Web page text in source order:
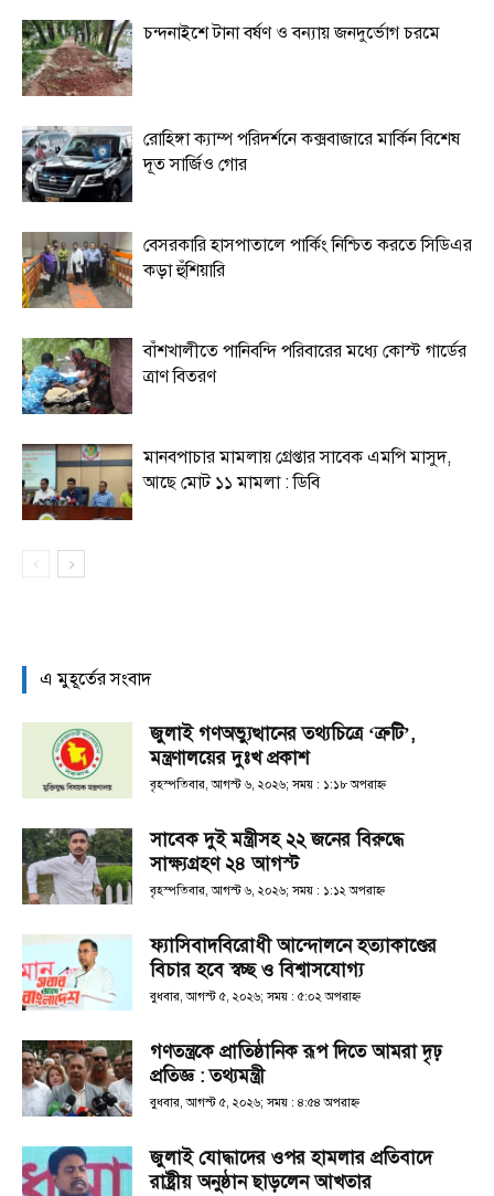
চন্দনাইশে টানা বর্ষণ ও বন্যায় জনদুর্ভোগ চরমে
রোহিঙ্গা ক্যাম্প পরিদর্শনে কক্সবাজারে মার্কিন বিশেষ
দূত সার্জিও গোর
বেসরকারি হাসপাতালে পার্কিং নিশ্চিত করতে সিডিএর
কড়া হুঁশিয়ারি
বাঁশখালীতে পানিবন্দি পরিবারের মধ্যে কোস্ট গার্ডের
ত্রাণ বিতরণ
মানবপাচার মামলায় গ্রেপ্তার সাবেক এমপি মাসুদ,
আছে মোট ১১ মামলা : ডিবি
এ মুহূর্তের সংবাদ
জুলাই গণঅভ্যুত্থানের তথ্যচিত্রে ‘ত্রুটি’,
মন্ত্রণালয়ের দুঃখ প্রকাশ
বৃহস্পতিবার, আগস্ট ৬, ২০২৬; সময় : ১:১৮ অপরাহ্ণ
সাবেক দুই মন্ত্রীসহ ২২ জনের বিরুদ্ধে
সাক্ষ্যগ্রহণ ২৪ আগস্ট
বৃহস্পতিবার, আগস্ট ৬, ২০২৬; সময় : ১:১২ অপরাহ্ণ
ফ্যাসিবাদবিরোধী আন্দোলনে হত্যাকাণ্ডের
বিচার হবে স্বচ্ছ ও বিশ্বাসযোগ্য
বুধবার, আগস্ট ৫, ২০২৬; সময় : ৫:০২ অপরাহ্ণ
গণতন্ত্রকে প্রাতিষ্ঠানিক রূপ দিতে আমরা দৃঢ়
প্রতিজ্ঞ : তথ্যমন্ত্রী
বুধবার, আগস্ট ৫, ২০২৬; সময় : ৪:৫৪ অপরাহ্ণ
জুলাই যোদ্ধাদের ওপর হামলার প্রতিবাদে
রাষ্ট্রীয় অনুষ্ঠান ছাড়লেন আখতার